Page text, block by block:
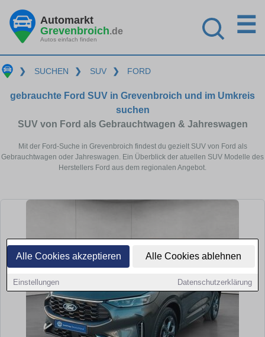
Alle Cookies akzeptieren Alle Cookies ablehnen
Einstellungen Datenschutzerklärung
Automarkt
Grevenbroich.de
Autos einfach finden
☰
❯ SUCHEN ❯ SUV ❯ FORD
gebrauchte Ford SUV in Grevenbroich und im Umkreis
suchen
SUV von Ford als Gebrauchtwagen & Jahreswagen
Mit der Ford-Suche in Grevenbroich findest du gezielt SUV von Ford als
Gebrauchtwagen oder Jahreswagen. Ein Überblick der atuellen SUV Modelle des
Herstellers Ford aus dem regionalen Angebot.